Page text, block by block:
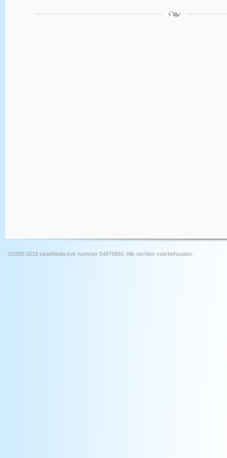
©2008-2018 visieMedia kvk nummer 54876893. Alle rechten voorbehouden.